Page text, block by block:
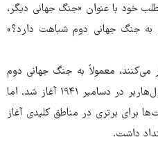
خود با عنوان «جنگ جهانی دیگر،
به جنگ جهانی دوم شباهت دارد؟»
می‌کنند، معمولاً به جنگ جهانی دوم
فکر می‌کنند - که با حمله ژاپن به پرل‌هاربر در دسامبر ۱۹۴۱ آغاز شد. اما
برای برتری در مناطق کلیدی آغاز
داشت.